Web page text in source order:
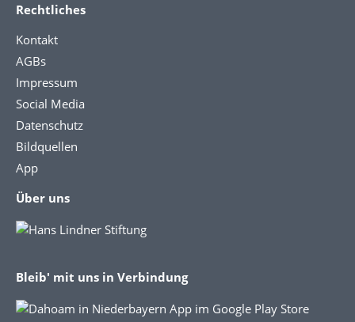
Rechtliches
Kontakt
AGBs
Impressum
Social Media
Datenschutz
Bildquellen
App
Über uns
Bleib' mit uns in Verbindung